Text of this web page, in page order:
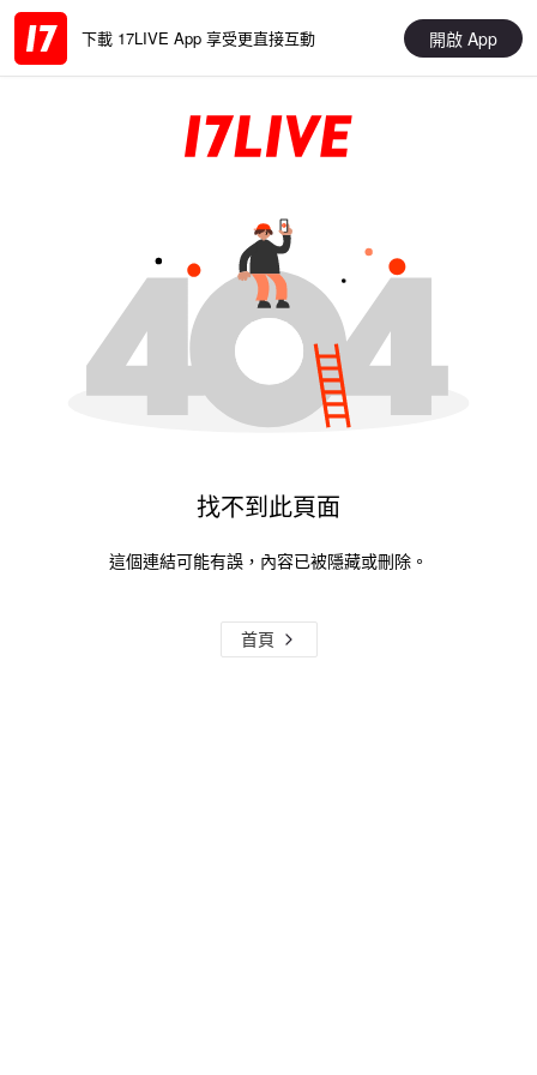
下載 17LIVE App 享受更直接互動 開啟 App
找不到此頁面
這個連結可能有誤，內容已被隱藏或刪除。
首頁